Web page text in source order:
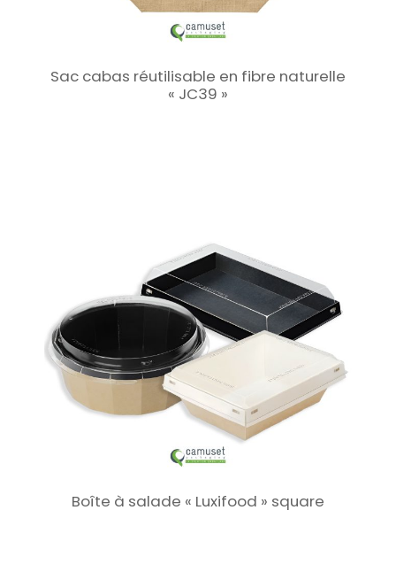
Sac cabas réutilisable en fibre naturelle
« JC39 »
Boîte à salade « Luxifood » square